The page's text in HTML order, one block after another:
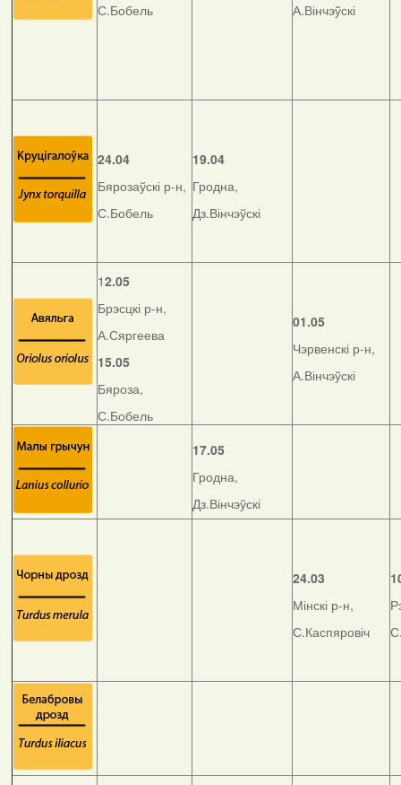
С.Бобель
А.Вінчэўскі
24.04
Бярозаўскі р-н,
С.Бобель
19.04
Гродна,
Дз.Вінчэўскі
12.05
Брэсцкі р-н,
А.Сяргеева
15.05
Бяроза,
С.Бобель
01.05
Чэрвенскі р-н,
А.Вінчэўскі
17.05
Гродна,
Дз.Вінчэўскі
24.03
Мінскі р-н,
С.Каспяровіч